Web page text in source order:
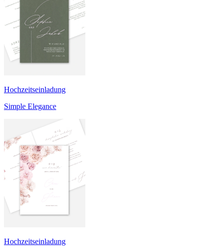
Hochzeitseinladung
Simple Elegance
Hochzeitseinladung